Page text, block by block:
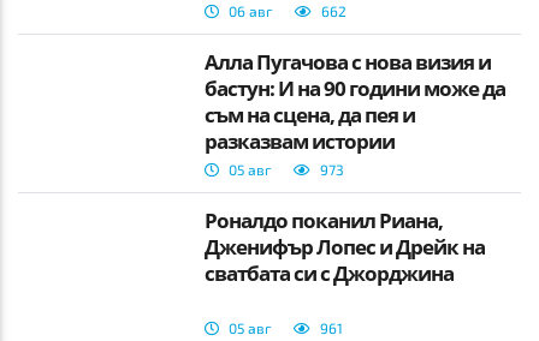
06 авг 662
Алла Пугачова с нова визия и
бастун: И на 90 години може да
съм на сцена, да пея и
разказвам истории
05 авг 973
Роналдо поканил Риана,
Дженифър Лопес и Дрейк на
сватбата си с Джорджина
05 авг 961